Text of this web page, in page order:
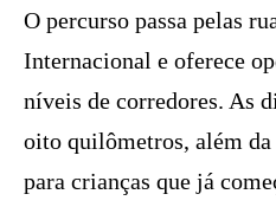
O percurso passa pelas
Internacional e oferece
níveis de corredores. As
oito quilômetros, além
para crianças que já